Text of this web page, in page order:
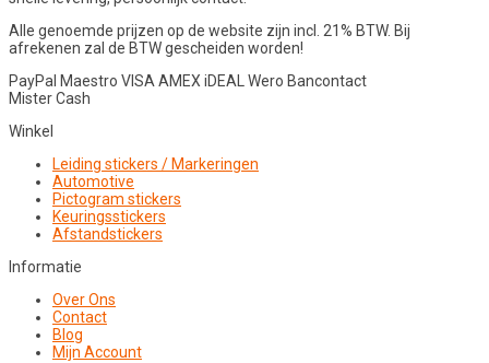
Alle genoemde prijzen op de website zijn incl. 21% BTW. Bij
afrekenen zal de BTW gescheiden worden!
PayPal Maestro VISAAMEXiDEALWero Bancontact
Mister Cash
Winkel
Leiding stickers / Markeringen
Automotive
Pictogram stickers
Keuringsstickers
Afstandstickers
Informatie
Over Ons
Contact
Blog
Mijn Account